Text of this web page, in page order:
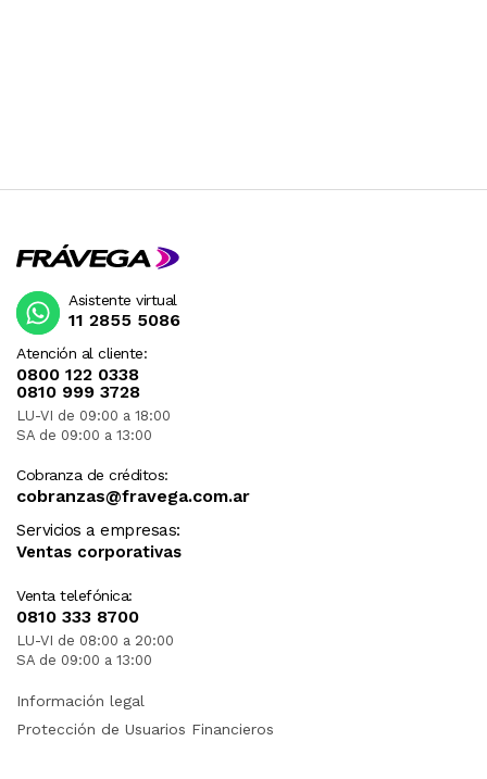
Atención al cliente:
0800 122 0338
0810 999 3728
LU-VI de 09:00 a 18:00
SA de 09:00 a 13:00
Cobranza de créditos:
cobranzas@fravega.com.ar
Servicios a empresas:
Ventas corporativas
Venta telefónica:
0810 333 8700
LU-VI de 08:00 a 20:00
SA de 09:00 a 13:00
Asistente virtual
11 2855 5086
Información legal
Protección de Usuarios Financieros